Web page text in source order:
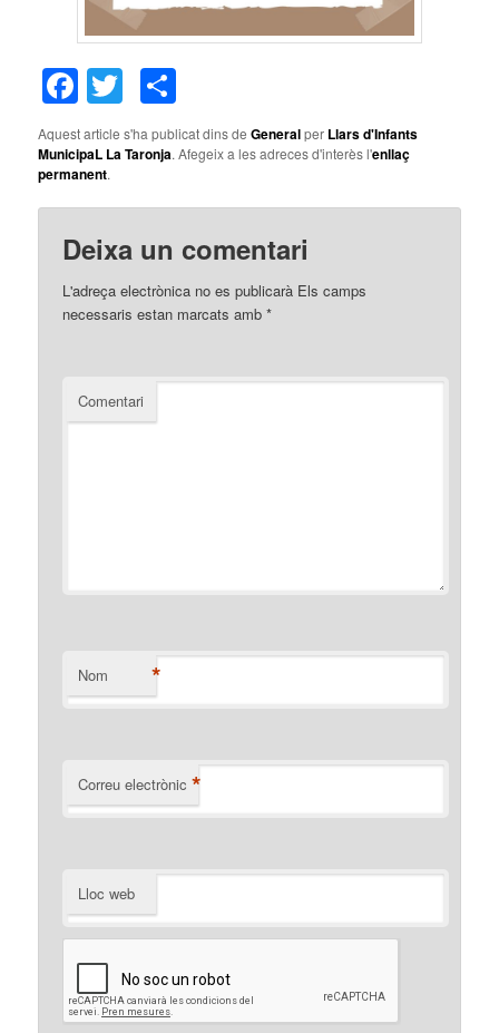
Facebook
Twitter
Aquest article s'ha publicat dins deGeneralper Llars d'Infants
MunicipaL La Taronja. Afegeix a les adreces d'interès l'enllaç
permanent.
Deixa un comentari
L'adreça electrònica no es publicarà Els camps
necessaris estan marcats amb*
Comentari
Nom *
Correu electrònic *
Lloc web